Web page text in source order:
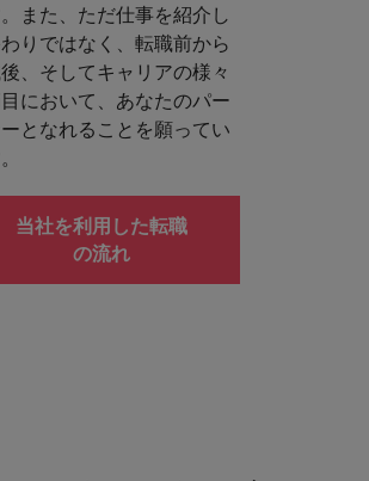
また、ただ仕事を紹介し
りではなく、転職前から
、そしてキャリアの様々
において、あなたのパー
ーとなれることを願ってい
当社を利用した転職
の流れ